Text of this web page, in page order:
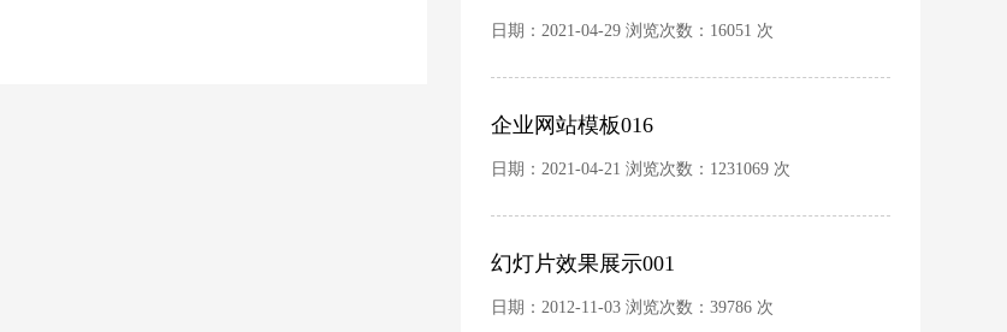
日期：2021-04-29 浏览次数：16051 次
企业网站模板016
日期：2021-04-21 浏览次数：1231069 次
幻灯片效果展示001
日期：2012-11-03 浏览次数：39786 次